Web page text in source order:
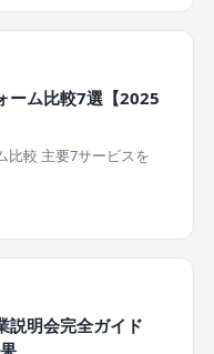
ーム比較7選【2025
比較 主要7サービスを
説明会完全ガイド